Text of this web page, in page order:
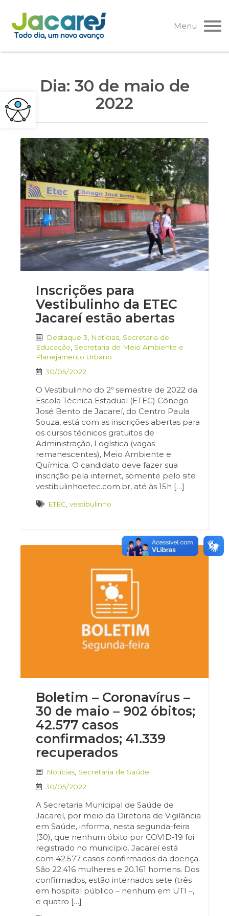
Pular
para
o
Menu
Dia: 30 de maio de
2022
Inscrições para
Vestibulinho da ETEC
Jacareí estão abertas
Destaque 3 Notícias Secretaria de
Educação Secretaria de Meio Ambiente e
Planejamento Urbano
30/05/2022
O Vestibulinho do 2º semestre de 2022 da
Escola Técnica Estadual (ETEC) Cônego
José Bento de Jacareí, do Centro Paula
Souza, está com as inscrições abertas para
os cursos técnicos gratuitos de
Administração, Logística (vagas
remanescentes), Meio Ambiente e
Química. O candidato deve fazer sua
inscrição pela internet, somente pelo site
vestibulinhoetec.com.br, até às 15h […]
ETEC vestibulinho
Boletim – Coronavírus –
30 de maio – 902 óbitos;
42.577 casos
confirmados; 41.339
recuperados
Notícias Secretaria de Saúde
30/05/2022
A Secretaria Municipal de Saúde de
Jacareí, por meio da Diretoria de Vigilância
em Saúde, informa, nesta segunda-feira
(30), que nenhum óbito por COVID-19 foi
registrado no município. Jacareí está
com 42.577 casos confirmados da doença.
São 22.416 mulheres e 20.161 homens. Dos
confirmados, estão internados sete (três
em hospital público – nenhum em UTI –,
e quatro […]